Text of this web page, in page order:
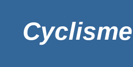
Cyclisme